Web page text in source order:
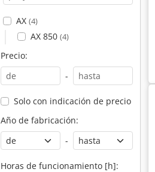
AX (4)
AX 850 (4)
Precio:
-
Solo con indicación de precio
Año de fabricación:
-
Horas de funcionamiento [h]: